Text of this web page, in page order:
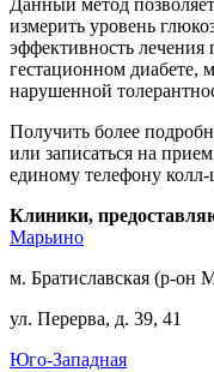
Данный метод
измерить уровень
эффективность лечения
гестационном диабете,
нарушенной
Получить более
или записаться на
единому телефону колл-
Клиники,
Марьино
м. Братиславская (р-
ул. Перерва, д. 39, 41
Юго-Западная